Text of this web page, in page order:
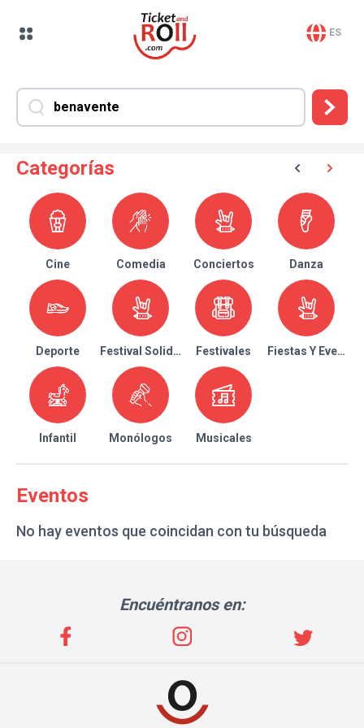
ES
Categorías
Cine Comedia Conciertos Danza
Deporte Festival Solidario Festivales Fiestas Y Eventos
Infantil Monólogos Musicales
Eventos
No hay eventos que coincidan con tu búsqueda
Encuéntranos en: